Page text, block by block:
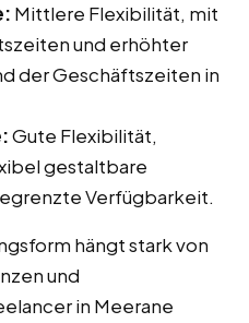
Mittlere Flexibilität, mit
und erhöhter
der Geschäftszeiten in
Gute Flexibilität,
gestaltbare
Verfügbarkeit.
hängt stark von
und
in Meerane